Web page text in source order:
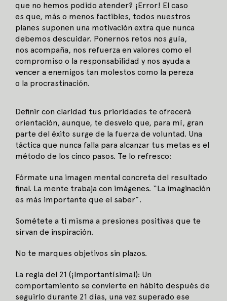
que no hemos podido atender? ¡Error! El caso
es que, más o menos factibles, todos nuestros
planes suponen una motivación extra que nunca
debemos descuidar. Ponernos retos nos guía,
nos acompaña, nos refuerza en valores como el
compromiso o la responsabilidad y nos ayuda a
vencer a enemigos tan molestos como la pereza
o la procrastinación.
Definir con claridad tus prioridades te ofrecerá
orientación, aunque, te desvelo que, para mí, gran
parte del éxito surge de la fuerza de voluntad. Una
táctica que nunca falla para alcanzar tus metas es el
método de los cinco pasos. Te lo refresco:
Fórmate una imagen mental concreta del resultado
final. La mente trabaja con imágenes. “La imaginación
es más importante que el saber”.
Sométete a ti misma a presiones positivas que te
sirvan de inspiración.
No te marques objetivos sin plazos.
La regla del 21 (¡Importantísima!): Un
comportamiento se convierte en hábito después de
seguirlo durante 21 días, una vez superado ese